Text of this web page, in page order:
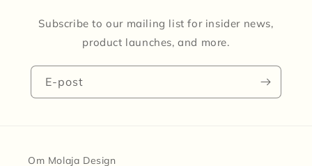
Subscribe to our mailing list for insider news,
product launches, and more.
E-post
Om Molaja Design